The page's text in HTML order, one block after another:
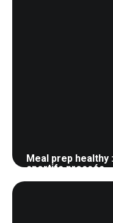
Meal prep healthy
sportifs pressés